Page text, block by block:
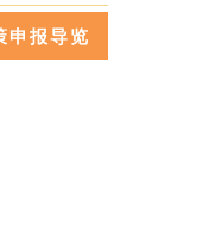
申报导览